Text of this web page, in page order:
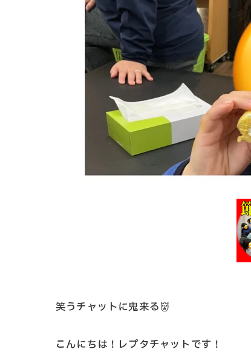
笑うチャットに鬼来る👹
こんにちは！レプタチャットです！